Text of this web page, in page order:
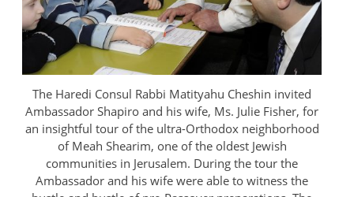
The Haredi Consul Rabbi Matityahu Cheshin invited
Ambassador Shapiro and his wife, Ms. Julie Fisher, for
an insightful tour of the ultra-Orthodox neighborhood
of Meah Shearim, one of the oldest Jewish
communities in Jerusalem. During the tour the
Ambassador and his wife were able to witness the